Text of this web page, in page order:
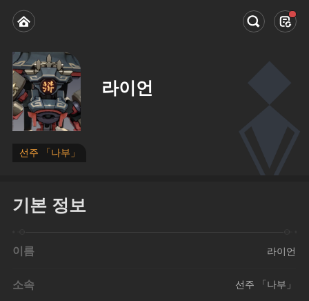
라이언
선주 「나부」
기본 정보
이름 라이언
소속 선주 「나부」